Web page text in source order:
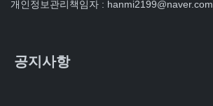
개인정보관리책임자 : hanmi2199@naver.com
공지사항